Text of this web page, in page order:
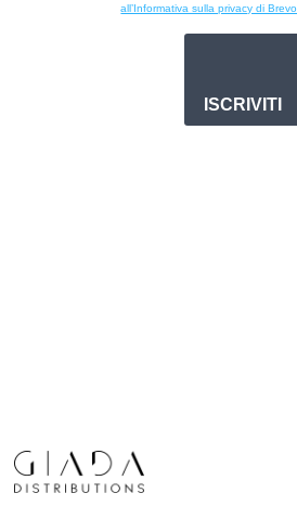
all’Informativa sulla privacy di Brevo.
ISCRIVITI